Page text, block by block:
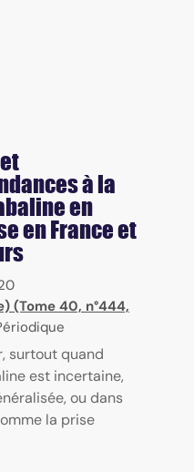
à la
en
en France et
(Tome 40, n°444,
surtout quand
est incertaine,
ou dans
la prise